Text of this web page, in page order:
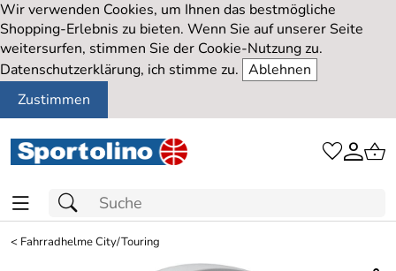
Wir verwenden Cookies, um Ihnen das bestmögliche
Shopping-Erlebnis zu bieten. Wenn Sie auf unserer Seite
weitersurfen, stimmen Sie der Cookie-Nutzung zu.
Datenschutzerklärung, ich stimme zu. Ablehnen
Zustimmen
< Fahrradhelme City/Touring